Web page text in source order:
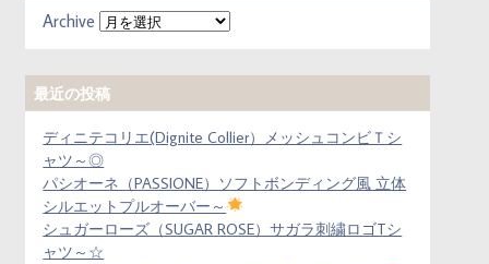
Archive
最近の投稿
ディニテコリエ(Dignite Collier）メッシュコンビＴシ
ャツ～◎
パシオーネ（PASSIONE）ソフトボンディング風 立体
シルエットプルオーバー～
シュガーローズ（SUGAR ROSE）サガラ刺繍ロゴTシ
ャツ～☆